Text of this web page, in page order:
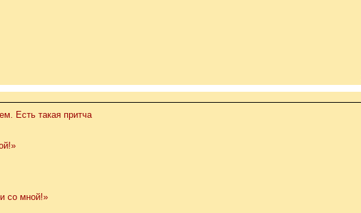
Есть такая притча
со мной!»